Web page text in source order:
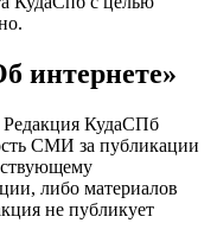
интернете»
Редакция КудаСПб
СМИ за публикации
либо материалов
не публикует